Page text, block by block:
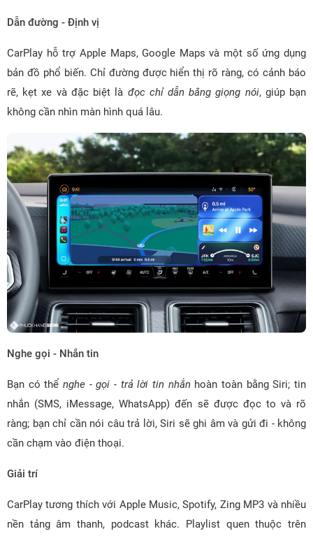
Dẫn đường - Định vị
CarPlay hỗ trợ Apple Maps, Google Maps và một số ứng dụng
bản đồ phổ biến. Chỉ đường được hiển thị rõ ràng, có cảnh báo
rẽ, kẹt xe và đặc biệt là đọc chỉ dẫn bằng giọng nói, giúp bạn
không cần nhìn màn hình quá lâu.
Nghe gọi - Nhắn tin
Bạn có thể nghe - gọi - trả lời tin nhắnhoàn toàn bằng Siri; tin
nhắn (SMS, iMessage, WhatsApp) đến sẽ được đọc to và rõ
ràng; bạn chỉ cần nói câu trả lời, Siri sẽ ghi âm và gửi đi - không
cần chạm vào điện thoại.
Giải trí
CarPlay tương thích với Apple Music, Spotify, Zing MP3 và nhiều
nền tảng âm thanh, podcast khác. Playlist quen thuộc trên